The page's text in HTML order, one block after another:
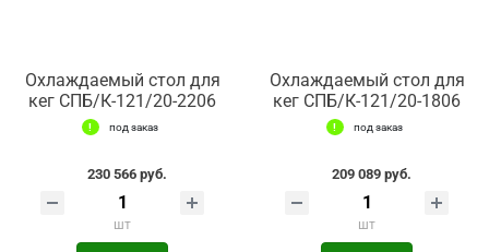
Охлаждаемый стол для
кег СПБ/К-121/20-2206
под заказ
230 566 руб.
шт
Охлаждаемый стол для
кег СПБ/К-121/20-1806
под заказ
209 089 руб.
шт